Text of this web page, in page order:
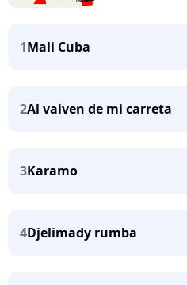
1Mali Cuba
2Al vaiven de mi carreta
3Karamo
4Djelimady rumba